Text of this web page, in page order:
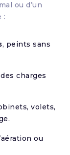
ou d’un
:
, peints sans
charges
volets,
ou